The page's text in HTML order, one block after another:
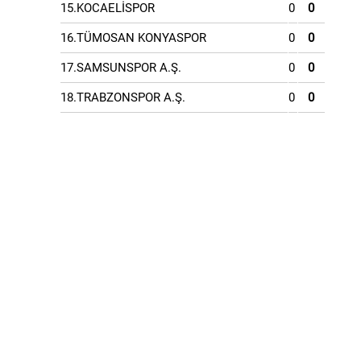
15.KOCAELİSPOR 0 0
16.TÜMOSAN KONYASPOR 0 0
17.SAMSUNSPOR A.Ş. 0 0
18.TRABZONSPOR A.Ş. 0 0